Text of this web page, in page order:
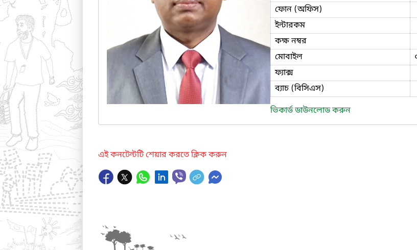
ফোন (অফিস)
ইন্টারকম
কক্ষ নম্বর
মোবাইল
ফ্যাক্স
ব্যাচ (বিসিএস)
ভিকার্ড ডাউনলোড করুন
এই কনটেন্টটি শেয়ার করতে ক্লিক করুন